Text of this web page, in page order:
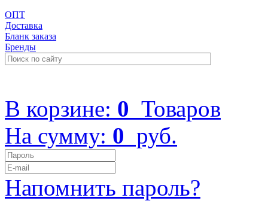
ОПТ
Доставка
Бланк заказа
Бренды
В корзине: 0 Товаров
На сумму: 0 руб.
Напомнить пароль?